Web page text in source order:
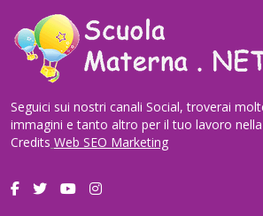
Seguici sui nostri canali Social, troverai
immagini e tanto altro per il tuo lavoro
Credits Web SEO Marketing